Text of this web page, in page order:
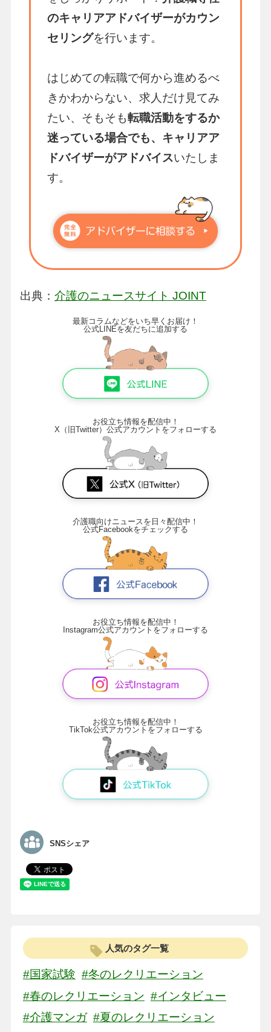
のキャリアアドバイザーがカウン
セリングを行います。
はじめての転職で何から進めるべ
きかわからない、求人だけ見てみ
たい、そもそも転職活動をするか
迷っている場合でも、キャリアア
ドバイザーがアドバイスいたしま
す。
出典： 介護のニュースサイト JOINT
最新コラムなどをいち早くお届け！
公式LINEを友だちに追加する
お役立ち情報を配信中！
X（旧Twitter）公式アカウントをフォローする
介護職向けニュースを日々配信中！
公式Facebookをチェックする
お役立ち情報を配信中！
Instagram公式アカウントをフォローする
お役立ち情報を配信中！
TikTok公式アカウントをフォローする
SNSシェア
人気のタグ一覧
#国家試験 #冬のレクリエーション
#春のレクリエーション #インタビュー
#介護マンガ #夏のレクリエーション